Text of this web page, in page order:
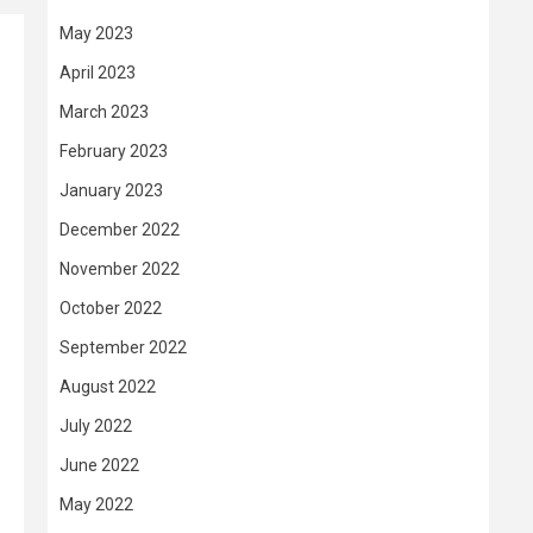
May 2023
April 2023
March 2023
February 2023
January 2023
December 2022
November 2022
October 2022
September 2022
August 2022
July 2022
June 2022
May 2022